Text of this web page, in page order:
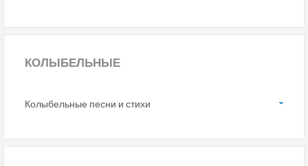
КОЛЫБЕЛЬНЫЕ
Колыбельные песни и стихи